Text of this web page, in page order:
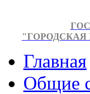
"ГОРОДСКАЯ
Главная
Общие